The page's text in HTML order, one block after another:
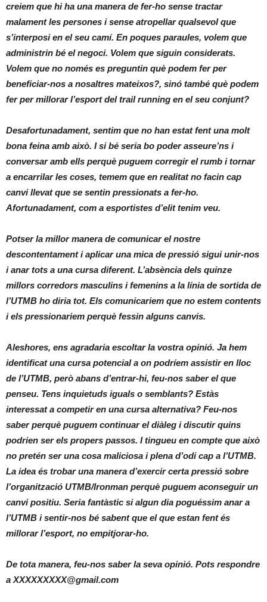
creiem que hi ha una manera de fer-ho sense tractar
malament les persones i sense atropellar qualsevol que
s’interposi en el seu camí. En poques paraules, volem que
administrin bé el negoci. Volem que siguin considerats.
Volem que no només es preguntin què podem fer per
beneficiar-nos a nosaltres mateixos?, sinó també què podem
fer per millorar l’esport del trail running en el seu conjunt?
Desafortunadament, sentim que no han estat fent una molt
bona feina amb això. I si bé seria bo poder asseure’ns i
conversar amb ells perquè puguem corregir el rumb i tornar
a encarrilar les coses, temem que en realitat no facin cap
canvi llevat que se sentin pressionats a fer-ho.
Afortunadament, com a esportistes d’elit tenim veu.
Potser la millor manera de comunicar el nostre
descontentament i aplicar una mica de pressió sigui unir-nos
i anar tots a una cursa diferent. L’absència dels quinze
millors corredors masculins i femenins a la línia de sortida de
l’UTMB ho diria tot. Els comunicariem que no estem contents
i els pressionariem perquè fessin alguns canvis.
Aleshores, ens agradaria escoltar la vostra opinió. Ja hem
identificat una cursa potencial a on podríem assistir en lloc
de l’UTMB, però abans d’entrar-hi, feu-nos saber el que
penseu. Tens inquietuds iguals o semblants? Estàs
interessat a competir en una cursa alternativa? Feu-nos
saber perquè puguem continuar el diàleg i discutir quins
podrien ser els propers passos. I tingueu en compte que això
no pretén ser una cosa maliciosa i plena d’odi cap a l’UTMB.
La idea és trobar una manera d’exercir certa pressió sobre
l’organització UTMB/Ironman perquè puguem aconseguir un
canvi positiu. Seria fantàstic si algun dia poguéssim anar a
l’UTMB i sentir-nos bé sabent que el que estan fent és
millorar l’esport, no empitjorar-ho.
De tota manera, feu-nos saber la seva opinió. Pots respondre
a XXXXXXXXX@gmail.com